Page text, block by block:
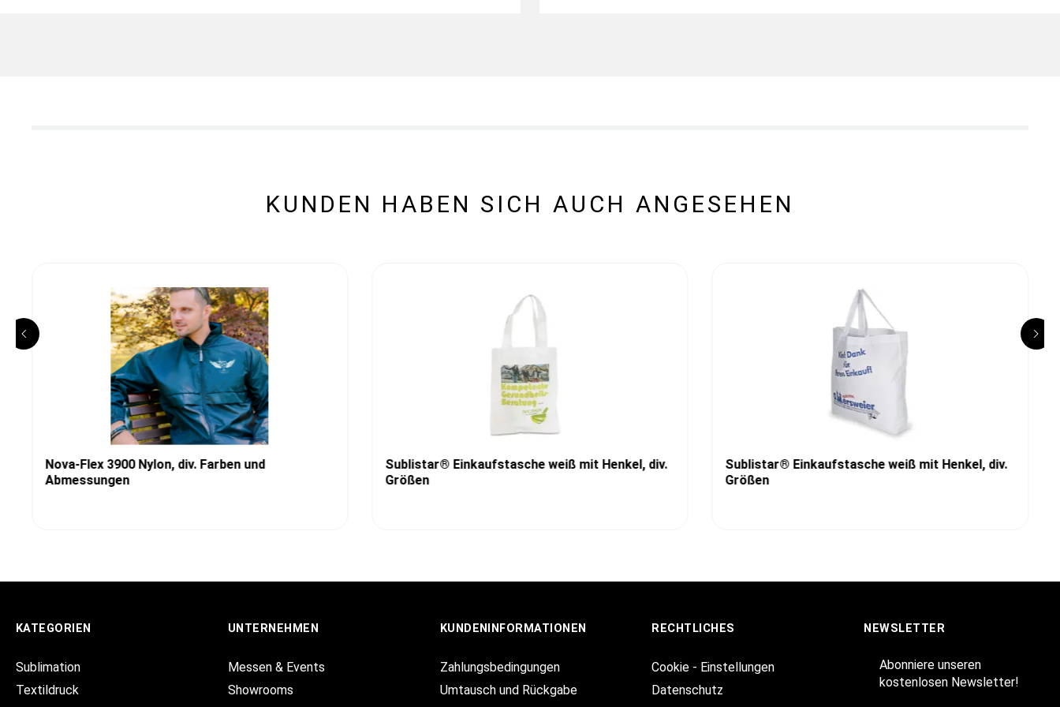
KUNDEN HABEN SICH AUCH ANGESEHEN
Nova-Flex 3900 Nylon, div. Farben und
Abmessungen
Sublistar® Einkaufstasche weiß mit Henkel, div.
Größen
Sublistar® Einkaufstasche weiß mit Henkel, div.
Größen
KATEGORIEN
Sublimation
Textildruck
UNTERNEHMEN
Messen & Events
Showrooms
KUNDENINFORMATIONEN
Zahlungsbedingungen
Umtausch und Rückgabe
RECHTLICHES
Cookie - Einstellungen
Datenschutz
NEWSLETTER
Abonniere unseren
kostenlosen Newsletter!